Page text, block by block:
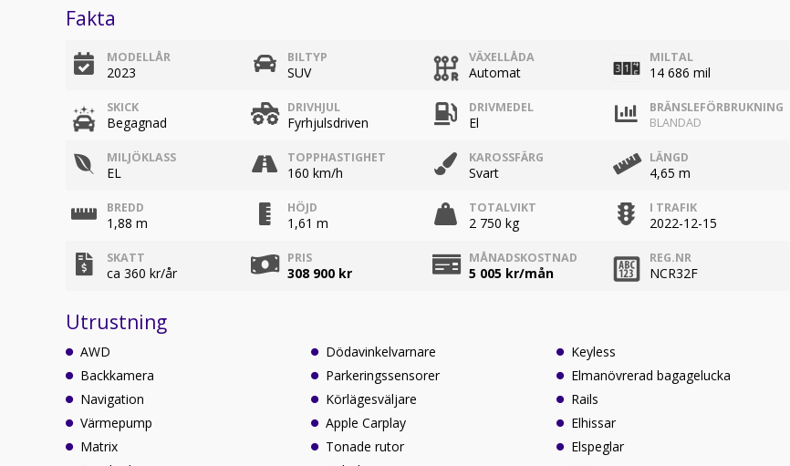
Fakta
MODELLÅR
2023
BILTYP
SUV
VÄXELLÅDA
Automat
MILTAL
14 686 mil
SKICK
Begagnad
DRIVHJUL
Fyrhjulsdriven
DRIVMEDEL
El
BRÄNSLEFÖRBRUKNING
BLANDAD
MILJÖKLASS
EL
TOPPHASTIGHET
160 km/h
KAROSSFÄRG
Svart
LÄNGD
4,65 m
BREDD
1,88 m
HÖJD
1,61 m
TOTALVIKT
2 750 kg
I TRAFIK
2022-12-15
SKATT
ca 360 kr/år
PRIS
308 900 kr
MÅNADSKOSTNAD
5 005 kr/mån
REG.NR
NCR32F
Utrustning
AWD
Backkamera
Navigation
Värmepump
Matrix
Dödavinkelvarnare
Parkeringssensorer
Körlägesväljare
Apple Carplay
Tonade rutor
Keyless
Elmanövrerad bagagelucka
Rails
Elhissar
Elspeglar